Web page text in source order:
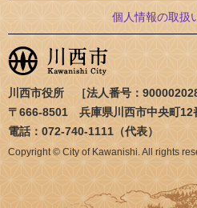
個人情報の取扱
川西市役所 ［法人番号：
〒666-8501 兵庫県川西市中央町
電話：072-740-1111（代表）
Copyright © City of Kawanishi. All rights